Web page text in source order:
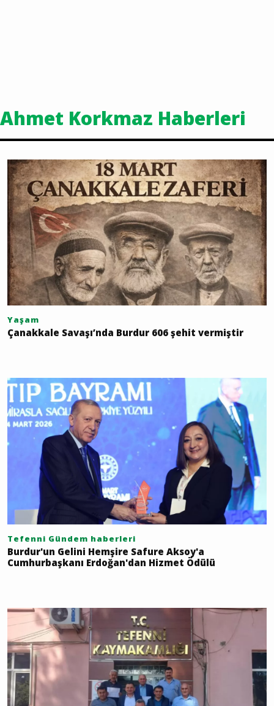
Ahmet Korkmaz Haberleri
Yaşam
Çanakkale Savaşı’nda Burdur 606 şehit vermiştir
Tefenni Gündem haberleri
Burdur'un Gelini Hemşire Safure Aksoy'a
Cumhurbaşkanı Erdoğan'dan Hizmet Ödülü